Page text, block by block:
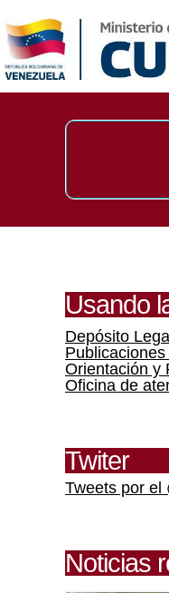
Usando
Depósito
Orientación y
Oficina de
Twiter
Tweets por el
Noticias